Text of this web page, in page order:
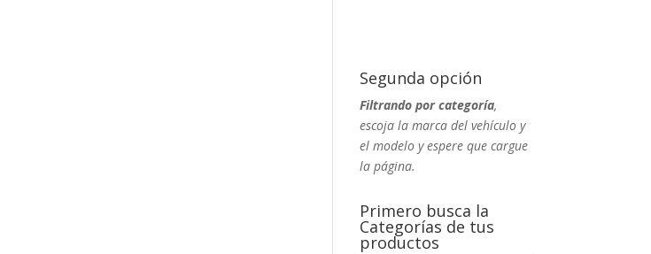
Segunda opción
Filtrando por categoría,
escoja la marca del vehículo y
el modelo y espere que cargue
la página.
Primero busca la
Categorías de tus
productos